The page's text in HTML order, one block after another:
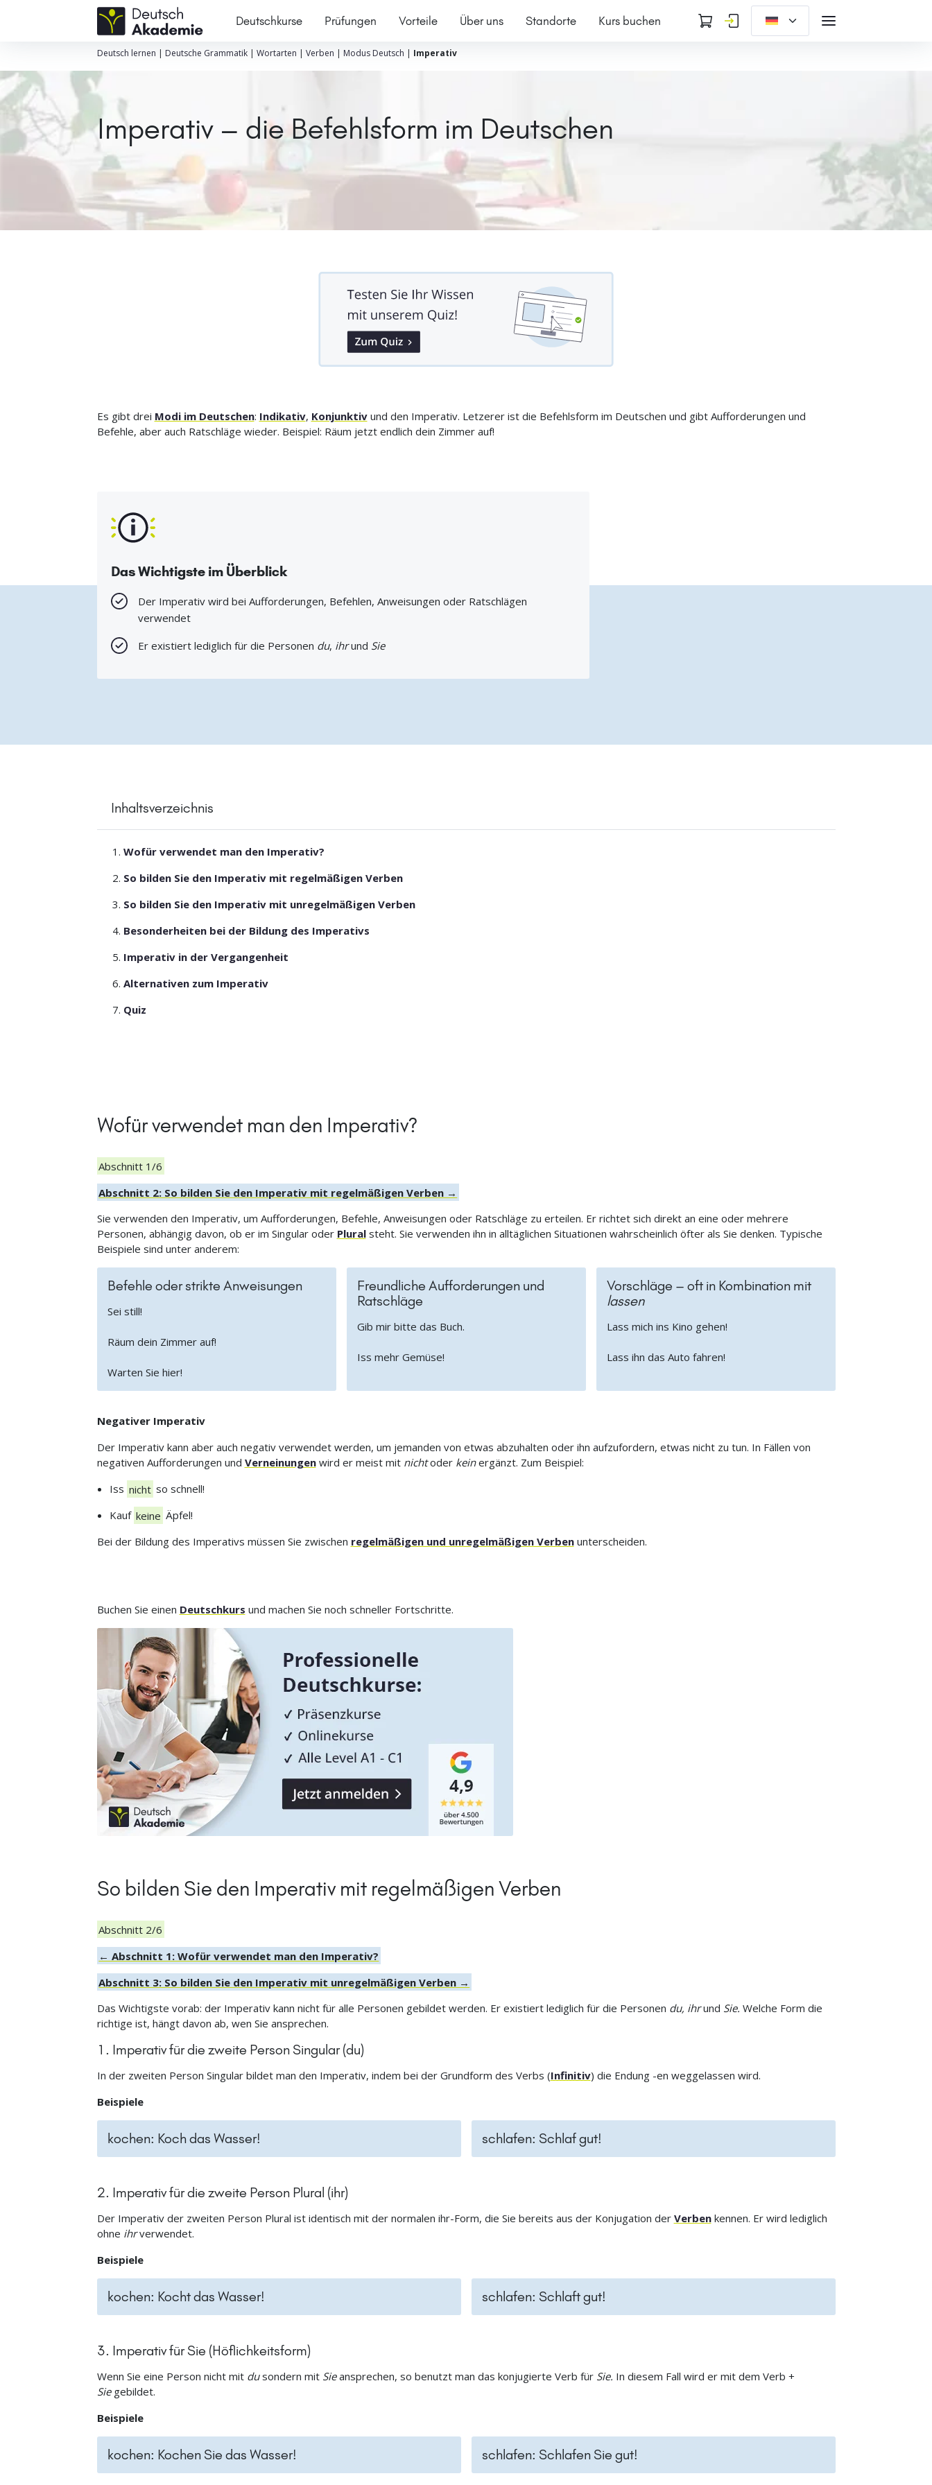
Deutschkurse Prüfungen Vorteile Über uns Standorte Kurs buchen
Deutsch lernen | Deutsche Grammatik| Wortarten | Verben | Modus Deutsch | Imperativ
Imperativ – die Befehlsform im Deutschen
Es gibt drei Modi im Deutschen: Indikativ, Konjunktivund den Imperativ. Letzerer ist die Befehlsform im Deutschen und gibt Aufforderungen und
Befehle, aber auch Ratschläge wieder. Beispiel: Räum jetzt endlich dein Zimmer auf!
Das Wichtigste im Überblick
Der Imperativ wird bei Aufforderungen, Befehlen, Anweisungen oder Ratschlägen
verwendet
Er existiert lediglich für die Personen du, ihrund Sie
Inhaltsverzeichnis
Wofür verwendet man den Imperativ?
So bilden Sie den Imperativ mit regelmäßigen Verben
So bilden Sie den Imperativ mit unregelmäßigen Verben
Besonderheiten bei der Bildung des Imperativs
Imperativ in der Vergangenheit
Alternativen zum Imperativ
Quiz
Wofür verwendet man den Imperativ?
Abschnitt 1/6
Abschnitt 2: So bilden Sie den Imperativ mit regelmäßigen Verben →
Sie verwenden den Imperativ, um Aufforderungen, Befehle, Anweisungen oder Ratschläge zu erteilen. Er richtet sich direkt an eine oder mehrere
Personen, abhängig davon, ob er im Singular oder Pluralsteht. Sie verwenden ihn in alltäglichen Situationen wahrscheinlich öfter als Sie denken. Typische
Beispiele sind unter anderem:
Befehle oder strikte Anweisungen
Sei still!
Räum dein Zimmer auf!
Warten Sie hier!
Freundliche Aufforderungen und
Ratschläge
Gib mir bitte das Buch.
Iss mehr Gemüse!
Vorschläge – oft in Kombination mit
lassen
Lass mich ins Kino gehen!
Lass ihn das Auto fahren!
Negativer Imperativ
Der Imperativ kann aber auch negativ verwendet werden, um jemanden von etwas abzuhalten oder ihn aufzufordern, etwas nicht zu tun. In Fällen von
negativen Aufforderungen und Verneinungenwird er meist mit nichtoder keinergänzt. Zum Beispiel:
Iss nicht so schnell!
Kauf keine Äpfel!
Bei der Bildung des Imperativs müssen Sie zwischen regelmäßigen und unregelmäßigen Verbenunterscheiden.
Buchen Sie einen Deutschkurs und machen Sie noch schneller Fortschritte.
So bilden Sie den Imperativ mit regelmäßigen Verben
Abschnitt 2/6
← Abschnitt 1: Wofür verwendet man den Imperativ?
Abschnitt 3: So bilden Sie den Imperativ mit unregelmäßigen Verben →
Das Wichtigste vorab: der Imperativ kann nicht für alle Personen gebildet werden. Er existiert lediglich für die Personen du, ihrund Sie. Welche Form die
richtige ist, hängt davon ab, wen Sie ansprechen.
1. Imperativ für die zweite Person Singular (du)
In der zweiten Person Singular bildet man den Imperativ, indem bei der Grundform des Verbs (Infinitiv) die Endung -en weggelassen wird.
Beispiele
kochen: Koch das Wasser! schlafen: Schlaf gut!
2. Imperativ für die zweite Person Plural (ihr)
Der Imperativ der zweiten Person Plural ist identisch mit der normalen ihr-Form, die Sie bereits aus der Konjugation der Verbenkennen. Er wird lediglich
ohne ihrverwendet.
Beispiele
kochen: Kocht das Wasser! schlafen: Schlaft gut!
3. Imperativ für Sie (Höflichkeitsform)
Wenn Sie eine Person nicht mit dusondern mit Sieansprechen, so benutzt man das konjugierte Verb für Sie. In diesem Fall wird er mit dem Verb +
Siegebildet.
Beispiele
kochen: Kochen Sie das Wasser! schlafen: Schlafen Sie gut!